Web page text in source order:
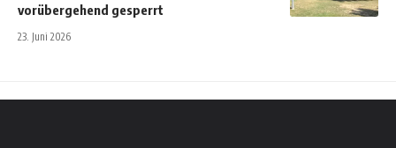
vorübergehend gesperrt
23. Juni 2026